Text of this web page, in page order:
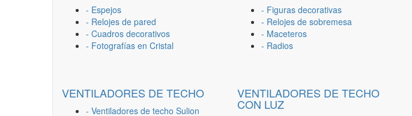
- Espejos
- Relojes de pared
- Cuadros decorativos
- Fotografías en Cristal
- Figuras decorativas
- Relojes de sobremesa
- Maceteros
- Radios
VENTILADORES DE TECHO
- Ventiladores de techo Sulion
VENTILADORES DE TECHO
CON LUZ